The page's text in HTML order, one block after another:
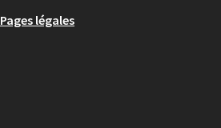
Pages légales